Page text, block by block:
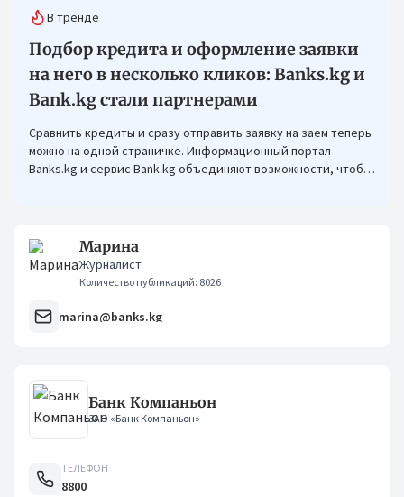
В тренде
Подбор кредита и оформление заявки
на него в несколько кликов: Banks.kg и
Bank.kg стали партнерами
Сравнить кредиты и сразу отправить заявку на заем теперь
можно на одной страничке. Информационный портал
Banks.kg и сервис Bank.kg объединяют возможности, чтобы
Марина
Журналист
Количество публикаций: 8026
marina@banks.kg
Банк Компаньон
ЗАО «Банк Компаньон»
ТЕЛЕФОН
8800